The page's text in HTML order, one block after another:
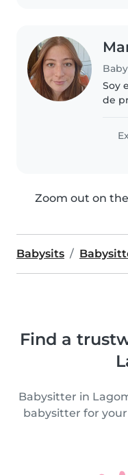
Soy
de
Zoom out on
Babysits
Find a
Babysitter in
babysitter for